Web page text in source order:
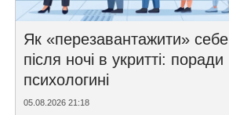
Як «перезавантажити» себе
після ночі в укритті: поради
психологині
05.08.2026 21:18